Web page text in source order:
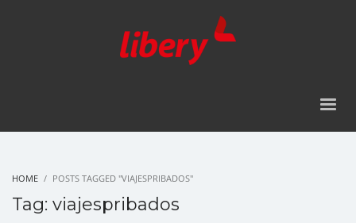
HOME POSTS TAGGED "VIAJESPRIBADOS"
Tag: viajespribados